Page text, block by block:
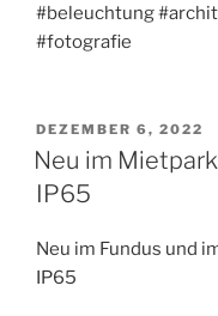
#beleuchtung
#fotografie
VERÖFFENTLICHT
AM
DEZEMBER 6, 2022
Neu im
IP65
Neu im Fundus und
IP65